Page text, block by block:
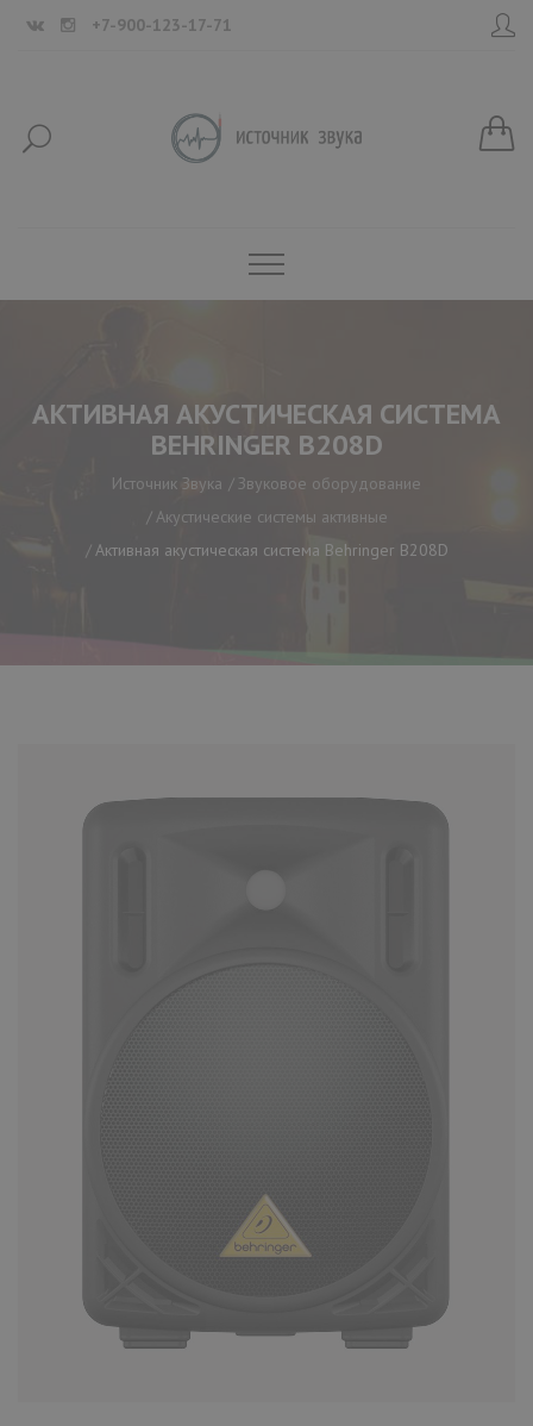
+7-900-123-17-71
АКТИВНАЯ АКУСТИЧЕСКАЯ СИСТЕМА
BEHRINGER B208D
Источник Звука
Звуковое оборудование
Акустические системы активные
Активная акустическая система Behringer B208D